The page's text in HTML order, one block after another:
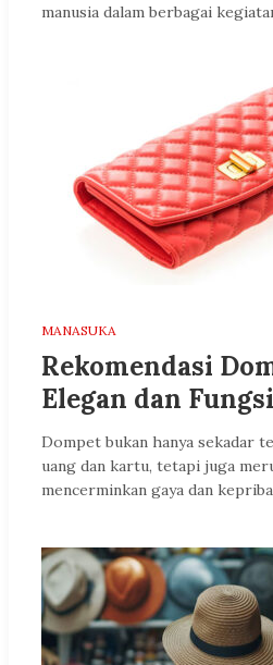
manusia dalam berbagai
MANASUKA
Rekomendasi
Elegan dan
Dompet bukan hanya sekadar
uang dan kartu, tetapi juga
mencerminkan gaya dan